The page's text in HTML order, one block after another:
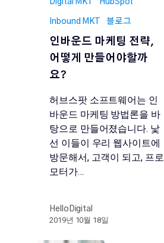
Digital MKT HubSpot
Inbound MKT 블로그
인바운드 마케팅 전략,
어떻게 만들어야할까
요?
허브스팟 소프트웨어는 인
바운드 마케팅 방법론을 바
탕으로 만들어졌습니다. 낯
선 이들이 우리 웹사이트에
방문해서, 고객이 되고, 프로
모터가…
HelloDigital
2019년 10월 18일